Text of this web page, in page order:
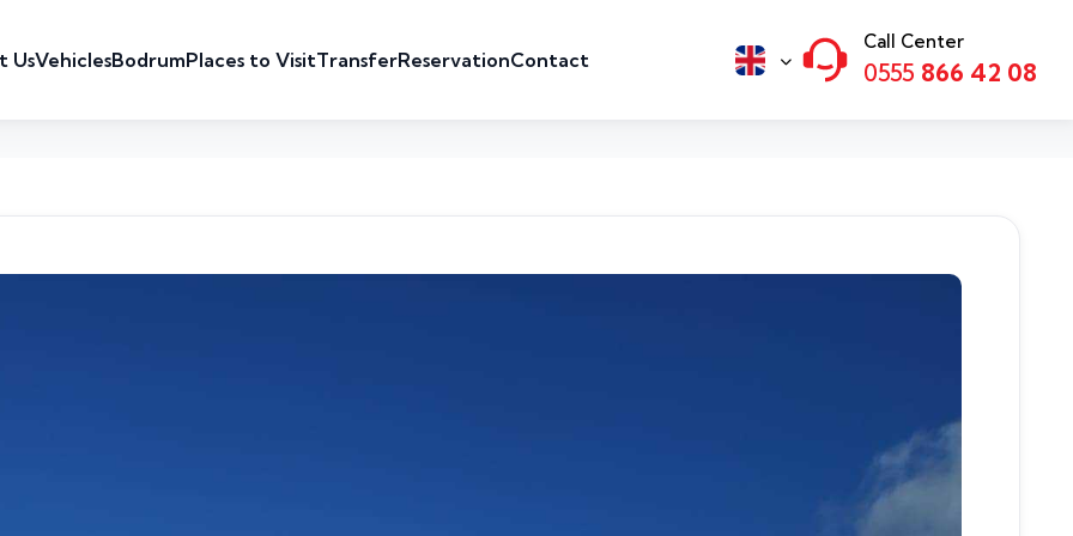
UsVehiclesBodrumPlaces to VisitTransferReservationContact
Call Center
0555 866 42 08